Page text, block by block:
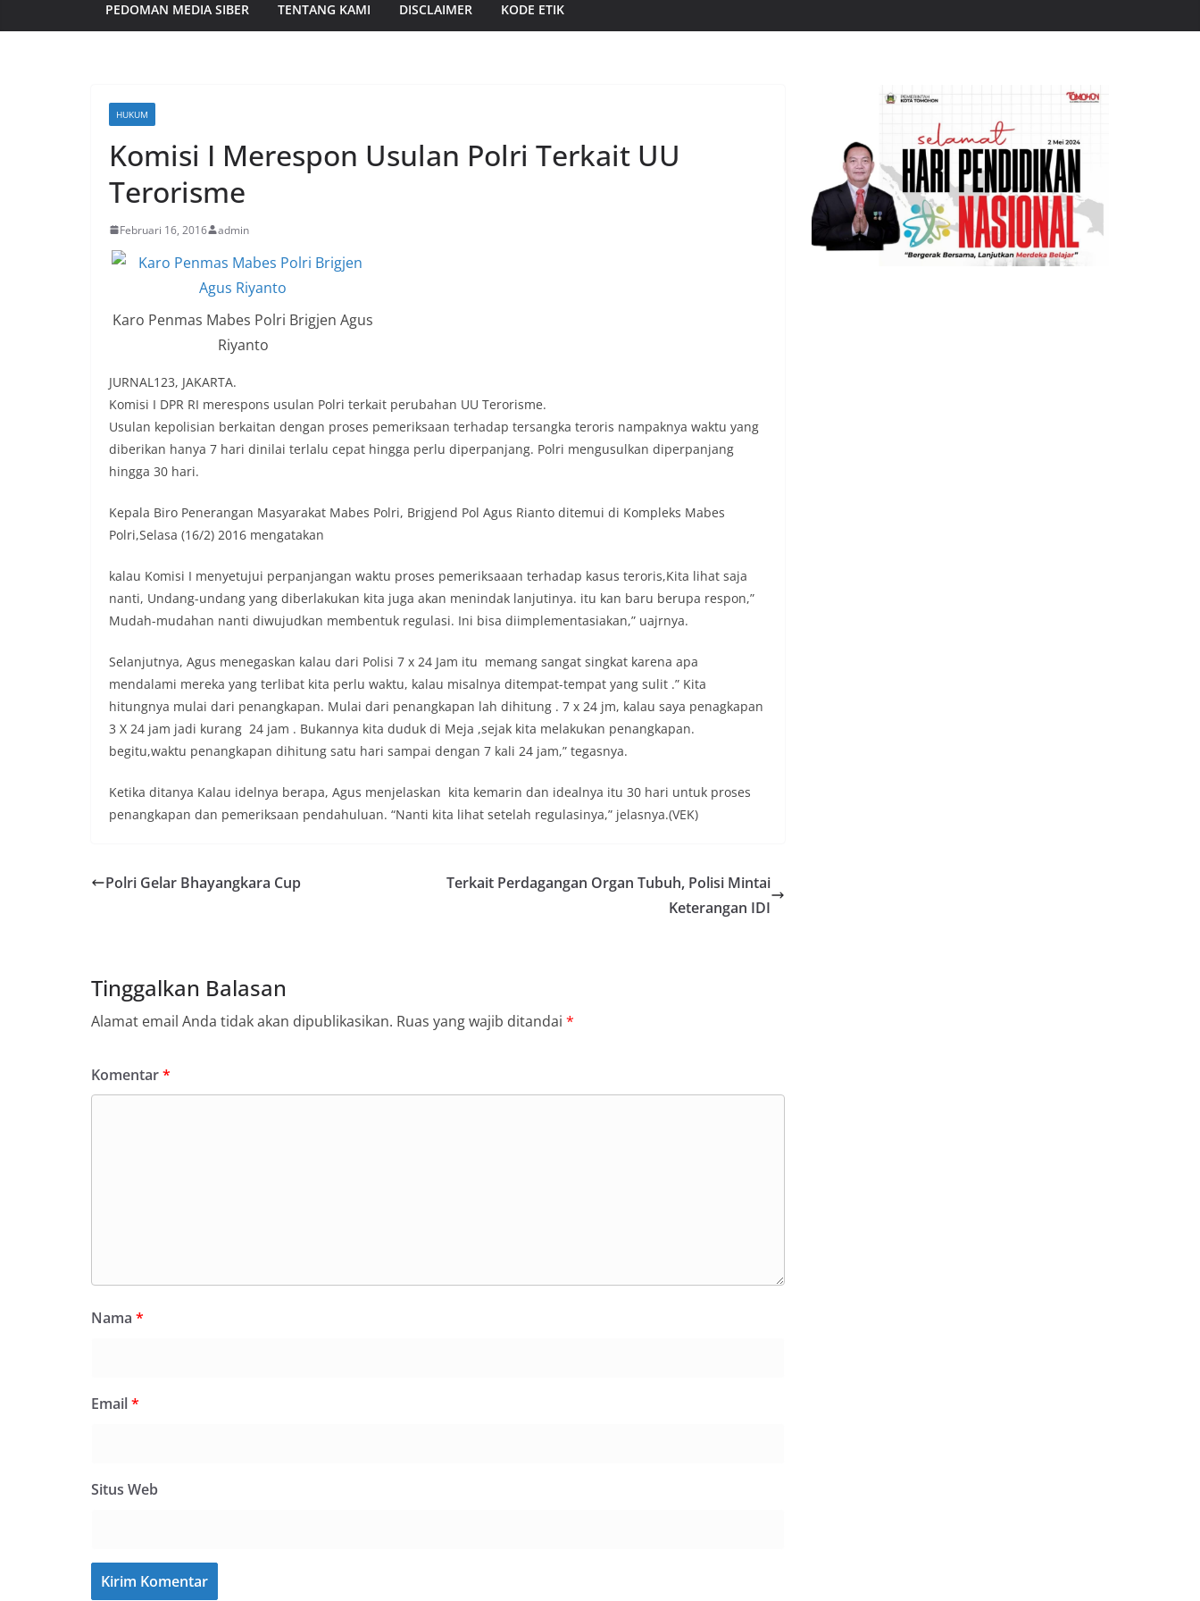
PEDOMAN MEDIA SIBER TENTANG KAMI DISCLAIMER KODE ETIK
HUKUM
Komisi I Merespon Usulan Polri Terkait UU
Terorisme
Februari 16, 2016 admin
Karo Penmas Mabes Polri Brigjen Agus
Riyanto
JURNAL123, JAKARTA.
Komisi I DPR RI merespons usulan Polri terkait perubahan UU Terorisme.
Usulan kepolisian berkaitan dengan proses pemeriksaan terhadap tersangka teroris nampaknya waktu yang
diberikan hanya 7 hari dinilai terlalu cepat hingga perlu diperpanjang. Polri mengusulkan diperpanjang
hingga 30 hari.
Kepala Biro Penerangan Masyarakat Mabes Polri, Brigjend Pol Agus Rianto ditemui di Kompleks Mabes
Polri,Selasa (16/2) 2016 mengatakan
kalau Komisi I menyetujui perpanjangan waktu proses pemeriksaaan terhadap kasus teroris,Kita lihat saja
nanti, Undang-undang yang diberlakukan kita juga akan menindak lanjutinya. itu kan baru berupa respon,”
Mudah-mudahan nanti diwujudkan membentuk regulasi. Ini bisa diimplementasiakan,” uajrnya.
Selanjutnya, Agus menegaskan kalau dari Polisi 7 x 24 Jam itu memang sangat singkat karena apa
mendalami mereka yang terlibat kita perlu waktu, kalau misalnya ditempat-tempat yang sulit .” Kita
hitungnya mulai dari penangkapan. Mulai dari penangkapan lah dihitung . 7 x 24 jm, kalau saya penagkapan
3 X 24 jam jadi kurang 24 jam . Bukannya kita duduk di Meja ,sejak kita melakukan penangkapan.
begitu,waktu penangkapan dihitung satu hari sampai dengan 7 kali 24 jam,” tegasnya.
Ketika ditanya Kalau idelnya berapa, Agus menjelaskan kita kemarin dan idealnya itu 30 hari untuk proses
penangkapan dan pemeriksaan pendahuluan. “Nanti kita lihat setelah regulasinya,” jelasnya.(VEK)
Polri Gelar Bhayangkara Cup
Terkait Perdagangan Organ Tubuh, Polisi Mintai
Keterangan IDI
Tinggalkan Balasan
Alamat email Anda tidak akan dipublikasikan. Ruas yang wajib ditandai *
Komentar*
Nama *
Email*
Situs Web